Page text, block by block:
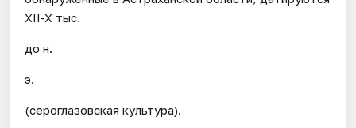
XII‐X тыс.
до н.
э.
(сероглазовская культура).